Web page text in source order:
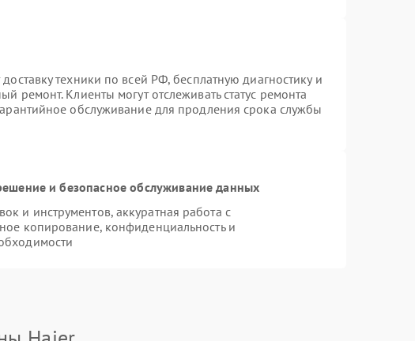
техники по всей РФ, бесплатную диагностику и
ремонт. Клиенты могут отслеживать статус ремонта
обслуживание для продления срока службы
и безопасное обслуживание данных
и инструментов, аккуратная работа с
копирование, конфиденциальность и